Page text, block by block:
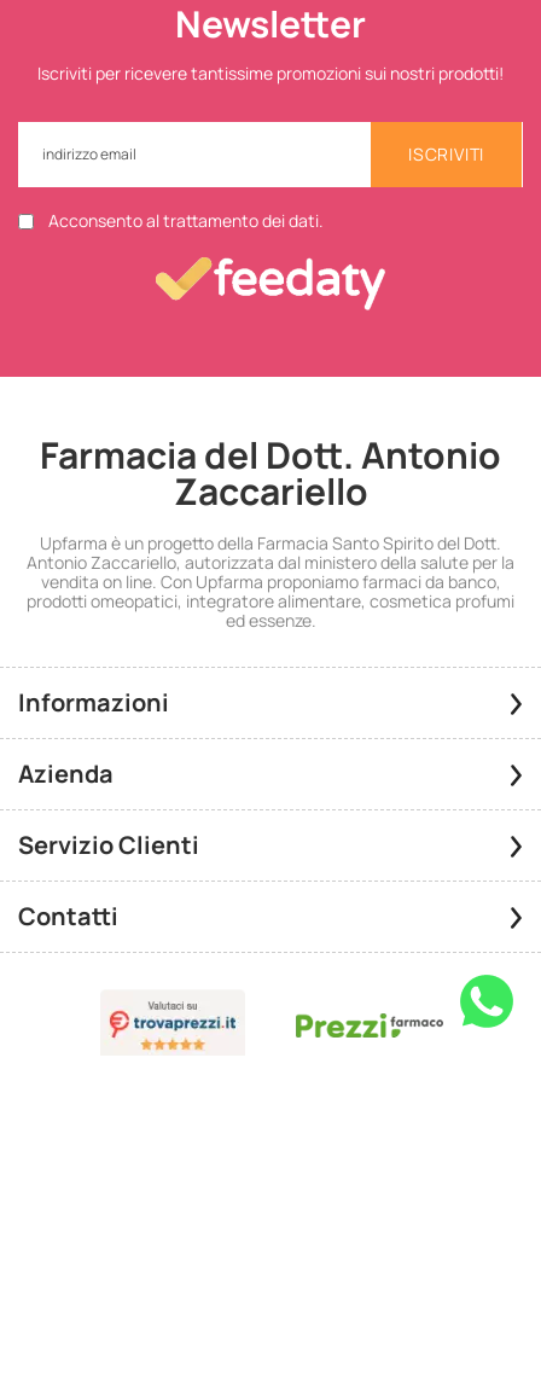
Newsletter
Iscriviti per ricevere tantissime promozioni sui nostri prodotti!
ISCRIVITI
Acconsento al trattamento dei dati.
Farmacia del Dott. Antonio
Zaccariello
Upfarma è un progetto della Farmacia Santo Spirito del Dott.
Antonio Zaccariello, autorizzata dal ministero della salute per la
vendita on line. Con Upfarma proponiamo farmaci da banco,
prodotti omeopatici, integratore alimentare, cosmetica profumi
ed essenze.
Informazioni
Azienda
Servizio Clienti
Contatti